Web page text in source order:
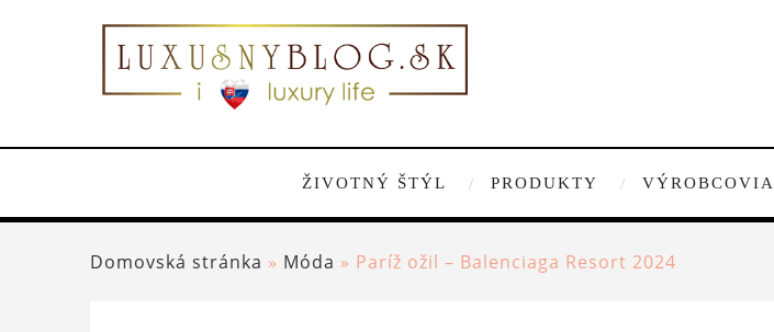
ŽIVOTNÝ ŠTÝL PRODUKTY VÝROBCOVIA
Domovská stránka » Móda » Paríž ožil – Balenciaga Resort 2024